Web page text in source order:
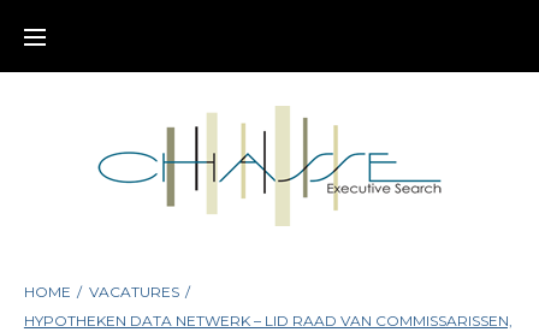
HOME / VACATURES /
HYPOTHEKEN DATA NETWERK – LID RAAD VAN COMMISSARISSEN,